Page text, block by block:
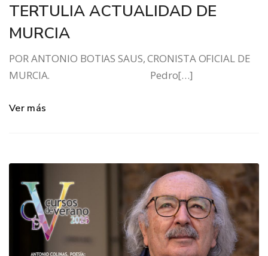
TERTULIA ACTUALIDAD DE
MURCIA
POR ANTONIO BOTIAS SAUS, CRONISTA OFICIAL DE
MURCIA. Pedro[…]
Ver más